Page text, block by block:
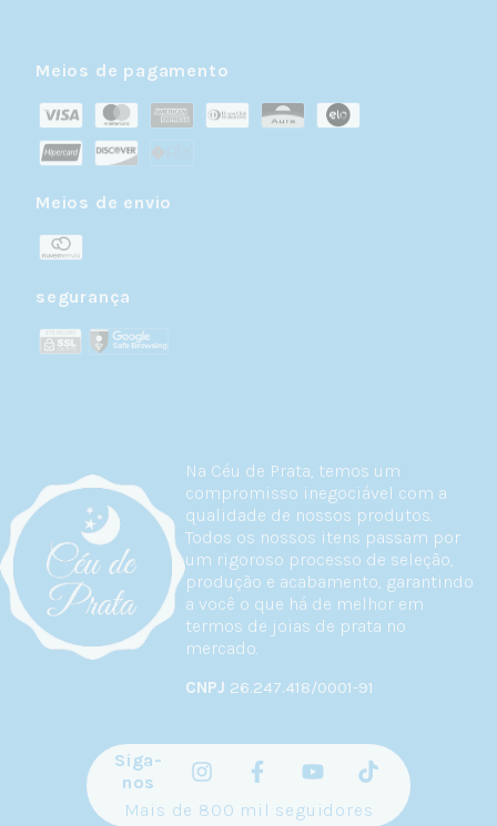
Na Céu de Prata, temos um
compromisso inegociável com a
qualidade de nossos produtos.
Todos os nossos itens passam por
um rigoroso processo de seleção,
produção e acabamento, garantindo
a você o que há de melhor em
termos de joias de prata no
mercado.
CNPJ 26.247.418/0001-91
Meios de pagamento
Meios de envio
segurança
Siga-
nos
Mais de 800 mil seguidores